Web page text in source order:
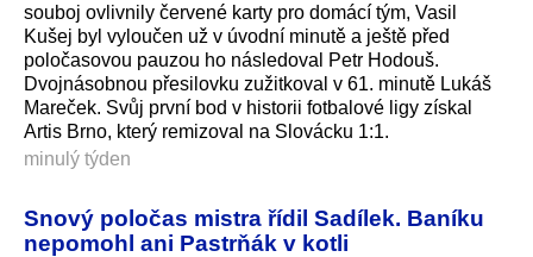
souboj ovlivnily červené karty pro domácí tým, Vasil
Kušej byl vyloučen už v úvodní minutě a ještě před
poločasovou pauzou ho následoval Petr Hodouš.
Dvojnásobnou přesilovku zužitkoval v 61. minutě Lukáš
Mareček. Svůj první bod v historii fotbalové ligy získal
Artis Brno, který remizoval na Slovácku 1:1.
minulý týden
Snový poločas mistra řídil Sadílek. Baníku
nepomohl ani Pastrňák v kotli